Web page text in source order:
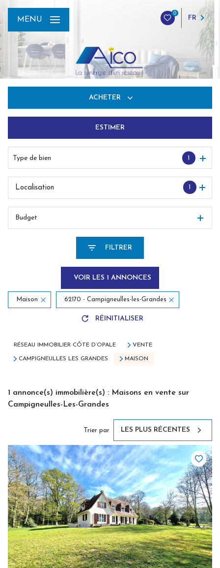
0
FR
MENU
ACHETER
De l'immo pro
ESTIMER
Type de bien 1
1
Localisation
Budget
FILTRER
VOIR LES 1 ANNONCES
Maison 62170 - Campigneulles-les-Grandes
RÉINITIALISER
RÉSEAU IMMOBILIER CÔTE D’OPALE VENTE
CAMPIGNEULLES LES GRANDES MAISON
1 annonce(s) immobilière(s) : Maisons en vente sur
Campigneulles-Les-Grandes
Trier par LES PLUS RÉCENTES